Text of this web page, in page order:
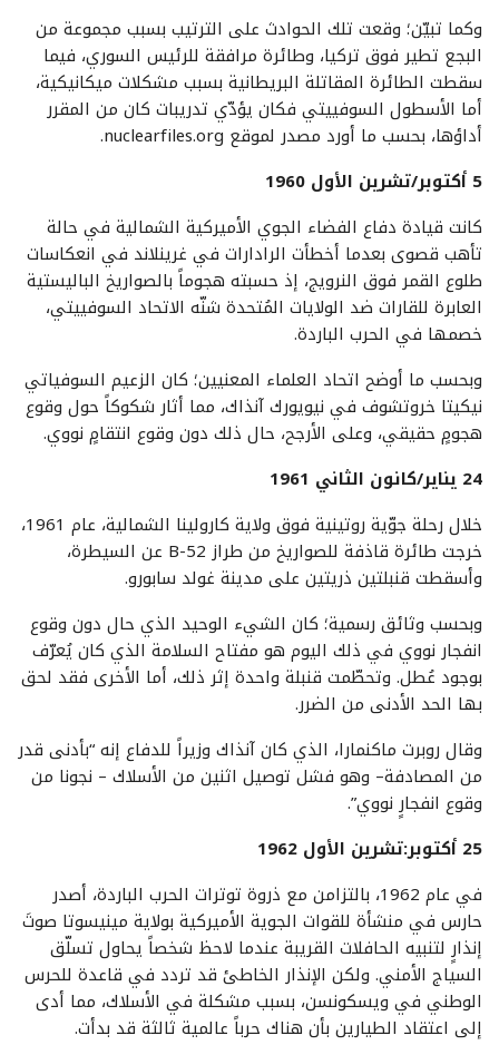
وكما تبيّن؛ وقعت تلك الحوادث على الترتيب بسبب مجموعة من
البجع تطير فوق تركيا، وطائرة مرافقة للرئيس السوري، فيما
سقطت الطائرة المقاتلة البريطانية بسبب مشكلات ميكانيكية،
أما الأسطول السوفييتي فكان يؤدّي تدريبات كان من المقرر
أداؤها، بحسب ما أورد مصدر لموقع nuclearfiles.org.
5 أكتوبر/تشرين الأول 1960
كانت قيادة دفاع الفضاء الجوي الأميركية الشمالية في حالة
تأهب قصوى بعدما أخطأت الرادارات في غرينلاند في انعكاسات
طلوع القمر فوق النرويج، إذ حسبته هجوماً بالصواريخ الباليستية
العابرة للقارات ضد الولايات المُتحدة شنّه الاتحاد السوفييتي،
خصمها في الحرب الباردة.
وبحسب ما أوضح اتحاد العلماء المعنيين؛ كان الزعيم السوفياتي
نيكيتا خروتشوف في نيويورك آنذاك، مما أثار شكوكاً حول وقوع
هجومٍ حقيقي، وعلى الأرجح، حال ذلك دون وقوع انتقامٍ نووي.
24 يناير/كانون الثاني 1961
خلال رحلة جوّية روتينية فوق ولاية كارولينا الشمالية، عام 1961،
خرجت طائرة قاذفة للصواريخ من طراز B-52 عن السيطرة،
وأسقطت قنبلتين ذريتين على مدينة غولد سابورو.
وبحسب وثائق رسمية؛ كان الشيء الوحيد الذي حال دون وقوع
انفجار نووي في ذلك اليوم هو مفتاح السلامة الذي كان يُعرّف
بوجود عُطل. وتحطّمت قنبلة واحدة إثر ذلك، أما الأخرى فقد لحق
بها الحد الأدنى من الضرر.
وقال روبرت ماكنمارا، الذي كان آنذاك وزيراً للدفاع إنه “بأدنى قدر
من المصادفة– وهو فشل توصيل اثنين من الأسلاك – نجونا من
وقوع انفجارٍ نووي”.
25 أكتوبر:تشرين الأول 1962
في عام 1962، بالتزامن مع ذروة توترات الحرب الباردة، أصدر
حارس في منشأة للقوات الجوية الأميركية بولاية مينيسوتا صوتَ
إنذارٍ لتنبيه الحافلات القريبة عندما لاحظ شخصاً يحاول تسلّق
السياج الأمني. ولكن الإنذار الخاطئ قد تردد في قاعدة للحرس
الوطني في ويسكونسن، بسبب مشكلة في الأسلاك، مما أدى
إلى اعتقاد الطيارين بأن هناك حرباً عالمية ثالثة قد بدأت.